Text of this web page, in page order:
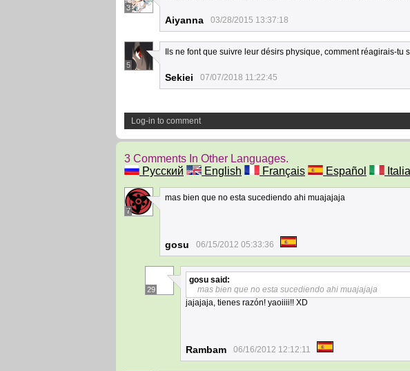
3
Aiyanna 03/28/2015 13:37:18
5
Ils ne font que suivre leur désirs physique, comment réagirais-tu
Sekiei 07/07/2018 11:22:45
Log-in to comment
3 Comments In Other Languages.
Русский
English Français Español
7
mas bien que no esta sucediendo ahi muajajaja
gosu 06/15/2012 05:33:36
29
gosu said:
mas bien que no esta sucediendo ahi muajajaja
jajajaja, tienes razón! yaoiiii!! XD
Rambam 06/16/2012 12:12:11